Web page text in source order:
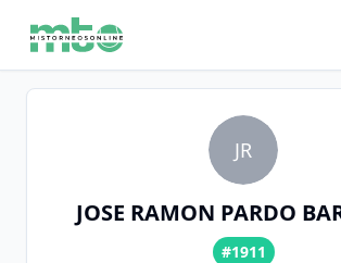
JR
JOSE RAMON PARDO
#1911